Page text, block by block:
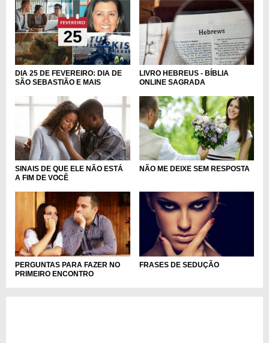
DIA 25 DE FEVEREIRO: DIA DE
SÃO SEBASTIÃO E MAIS
LIVRO HEBREUS - BÍBLIA
ONLINE SAGRADA
SINAIS DE QUE ELE NÃO ESTÁ
A FIM DE VOCÊ
NÃO ME DEIXE SEM RESPOSTA
PERGUNTAS PARA FAZER NO
PRIMEIRO ENCONTRO
FRASES DE SEDUÇÃO